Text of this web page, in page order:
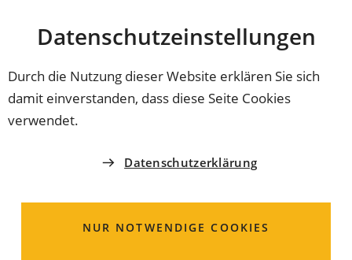
Datenschutz­einstellungen
Durch die Nutzung dieser Website erklären Sie sich
damit einverstanden, dass diese Seite Cookies
verwendet.
Datenschutzerklärung
NUR NOTWENDIGE COOKIES
INHALT ANSPRINGEN
Coburg
Eupenstraße vsl. von 6. Juli bis 18. Dezember 2026